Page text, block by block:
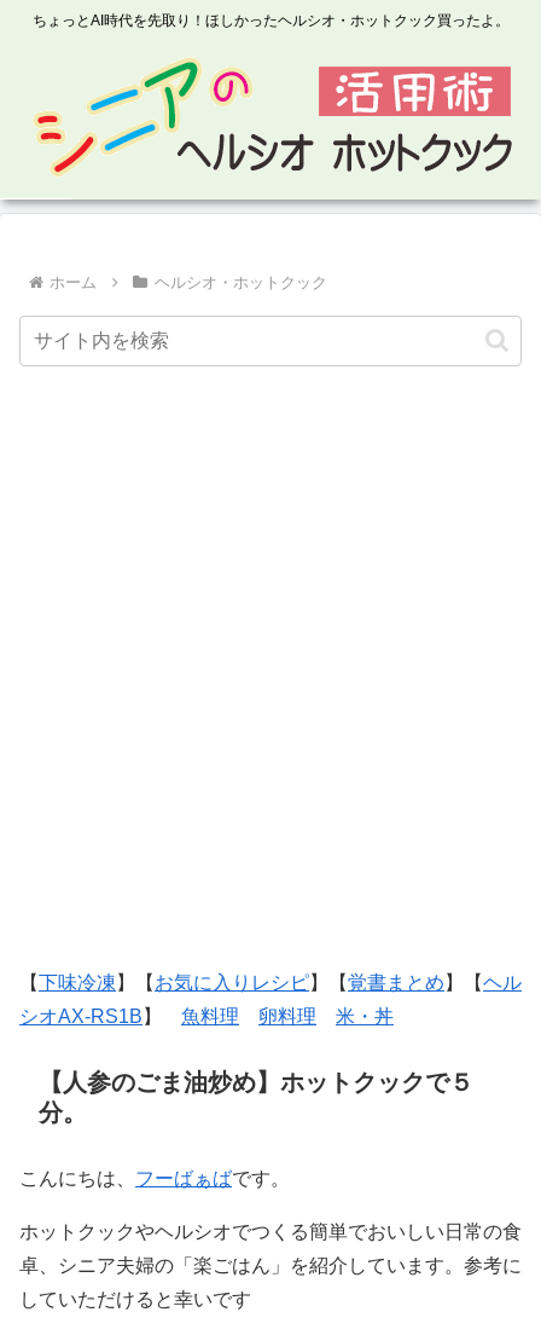
ちょっとAI時代を先取り！ほしかったヘルシオ・ホットクック買ったよ。
ホーム ヘルシオ・ホットクック
【下味冷凍 】【 お気に入りレシピ】【覚書まとめ 】【ヘル
シオAX-RS1B 】 魚料理 卵料理 米・丼
【人参のごま油炒め】ホットクックで５
分。
こんにちは、 フーばぁばです。
ホットクックやヘルシオでつくる簡単でおいしい日常の食
卓、シニア夫婦の「楽ごはん」を紹介しています。参考に
していただけると幸いです